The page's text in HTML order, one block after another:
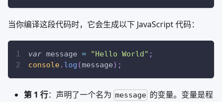
当你编译这段代码时，它会生成以下 JavaScript 代码：
var message = "Hello World" ;
console. log (message) ;
第 1 行：声明了一个名为 message 的变量。变量是程